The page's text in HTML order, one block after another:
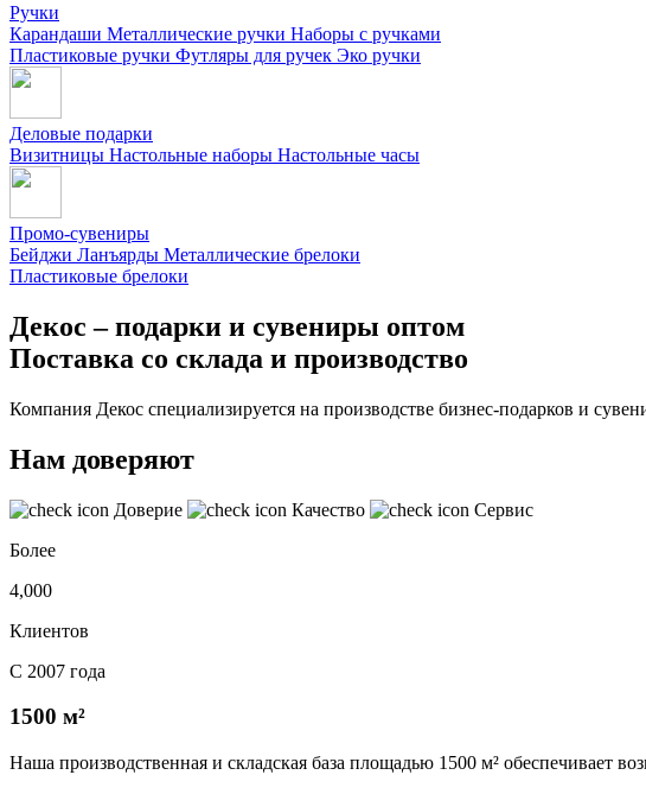
Ручки
Карандаши Металлические ручки Наборы с ручками
Пластиковые ручки Футляры для ручек Эко ручки
Деловые подарки
Визитницы Настольные наборы Настольные часы
Промо-сувениры
Бейджи Ланъярды Металлические брелоки
Пластиковые брелоки
Декос – подарки и сувениры оптом
Поставка со склада и производство
Компания Декос специализируется на производстве бизнес-подарков и
Нам доверяют
Доверие Качество
Сервис
Более
4,000
Клиентов
С 2007 года
1500 м²
Наша производственная и складская база площадью 1500 м² обеспечивает